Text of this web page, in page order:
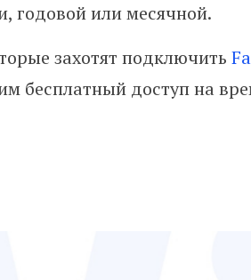
годовой или месячной.
захотят подключить
бесплатный доступ на